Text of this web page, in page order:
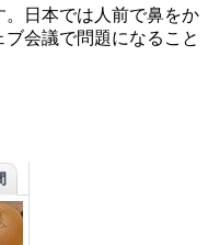
日本では人前で鼻をか
会議で問題になること